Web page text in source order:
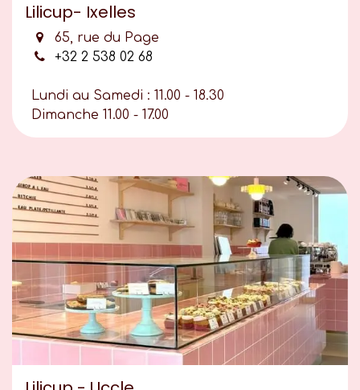
Lilicup- Ixelles
65, rue du Page
+32 2 538 02 68
Lundi au Samedi : 11.00 - 18.30
Dimanche 11.00 - 17.00